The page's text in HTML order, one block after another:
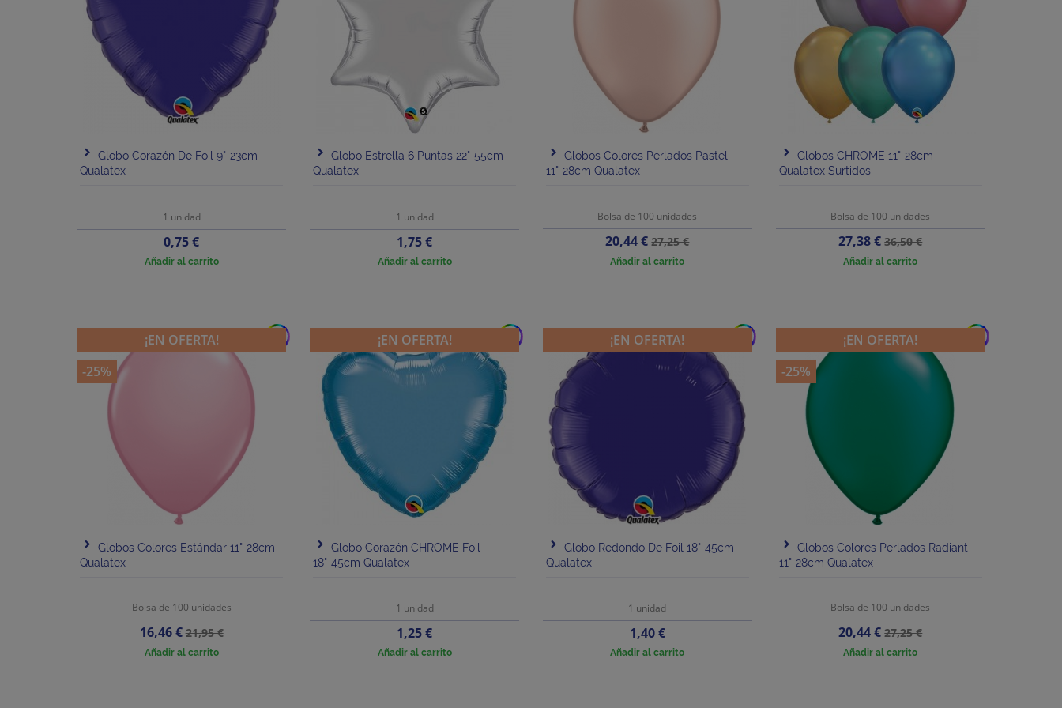
Globo Corazón De Foil 9"-23cm
Qualatex
1 unidad
Precio
0,75 €
Añadir al carrito
Globo Estrella 6 Puntas 22"-55cm
Qualatex
1 unidad
Precio
1,75 €
Añadir al carrito
Globos Colores Perlados Pastel
11"-28cm Qualatex
Bolsa de 100 unidades
Precio
20,44 €Precio
base
27,25 €
Añadir al carrito
Globos CHROME 11"-28cm
Qualatex Surtidos
Bolsa de 100 unidades
Precio
27,38 €Precio
base
36,50 €
Añadir al carrito
add
Globos Colores Estándar 11"-28cm
Qualatex
Bolsa de 100 unidades
Precio
16,46 €Precio
base
21,95 €
Añadir al carrito
¡EN OFERTA!
-25%
add
Globo Corazón CHROME Foil
18"-45cm Qualatex
1 unidad
Precio
1,25 €
Añadir al carrito
¡EN OFERTA! add
Globo Redondo De Foil 18"-45cm
Qualatex
1 unidad
Precio
1,40 €
Añadir al carrito
¡EN OFERTA!
Globos Colores Perlados Radiant
11"-28cm Qualatex
Bolsa de 100 unidades
Precio
20,44 €Precio
base
27,25 €
Añadir al carrito
¡EN OFERTA!
-25%